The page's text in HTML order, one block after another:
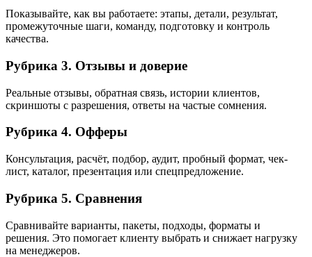
Показывайте, как вы работаете: этапы, детали, результат,
промежуточные шаги, команду, подготовку и контроль
качества.
Рубрика 3. Отзывы и доверие
Реальные отзывы, обратная связь, истории клиентов,
скриншоты с разрешения, ответы на частые сомнения.
Рубрика 4. Офферы
Консультация, расчёт, подбор, аудит, пробный формат, чек-
лист, каталог, презентация или спецпредложение.
Рубрика 5. Сравнения
Сравнивайте варианты, пакеты, подходы, форматы и
решения. Это помогает клиенту выбрать и снижает нагрузку
на менеджеров.